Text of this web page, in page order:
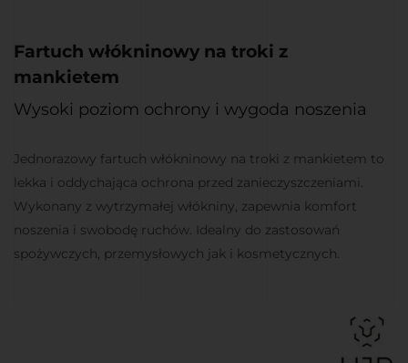
Fartuch włókninowy na troki z
mankietem
Wysoki poziom ochrony i wygoda noszenia
Jednorazowy fartuch włókninowy na troki z mankietem to
lekka i oddychająca ochrona przed zanieczyszczeniami.
Wykonany z wytrzymałej włókniny, zapewnia komfort
noszenia i swobodę ruchów. Idealny do zastosowań
spożywczych, przemysłowych jak i kosmetycznych.